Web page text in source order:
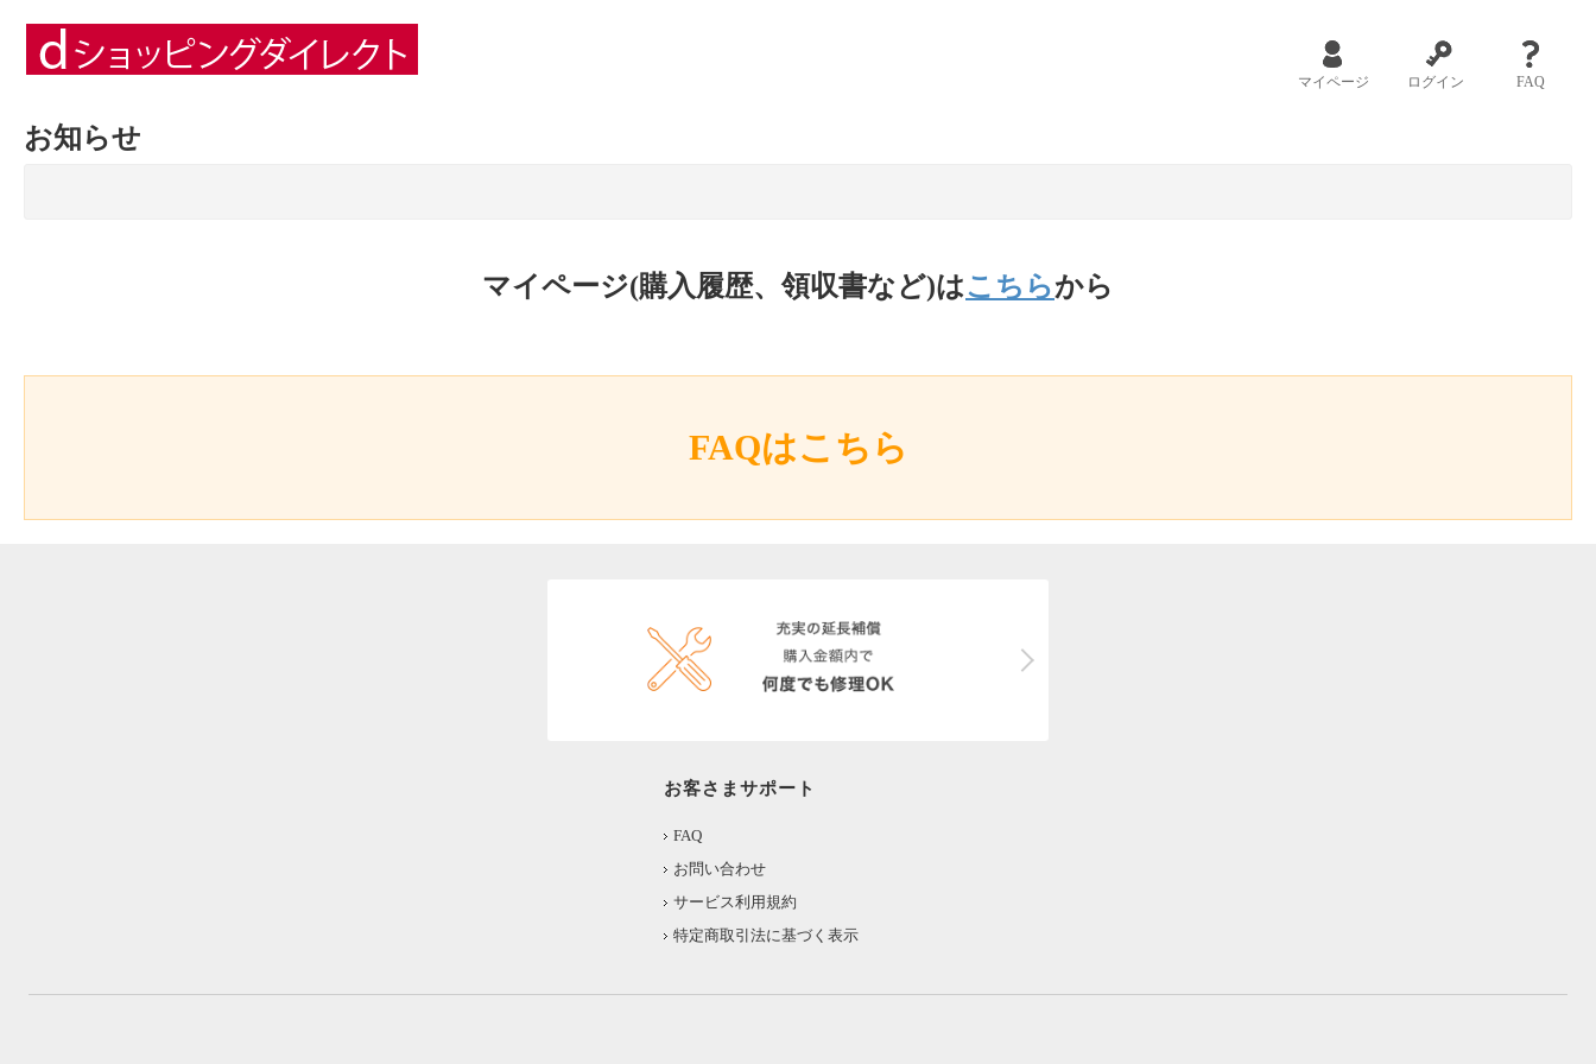
マイページ ログイン FAQ
お知らせ
マイページ(購入履歴、領収書など)はこちらから
FAQはこちら
お客さまサポート
FAQ
お問い合わせ
サービス利用規約
特定商取引法に基づく表示